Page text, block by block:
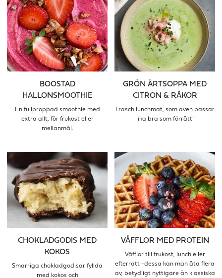
BOOSTAD
HALLONSMOOTHIE
En fullproppad smoothie med
extra allt, för frukost eller
mellanmål.
GRÖN ÄRTSOPPA MED
CITRON & RÄKOR
Fräsch lunchmat, som även passar
lika bra som förrätt!
CHOKLADGODIS MED
KOKOS
Smarriga chokladgodisar fyllda
med kokos och
VÅFFLOR MED PROTEIN
Våfflor till frukost, lunch eller
efterrätt -dessa kan man äta flera
av, betydligt nyttigare än klassiska